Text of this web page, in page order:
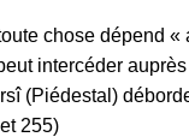
chose dépend «
intercéder
(Piédestal)
255)